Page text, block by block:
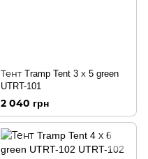
Тент Tramp Tent 3 х 5 green
UTRT-101
2 040 грн